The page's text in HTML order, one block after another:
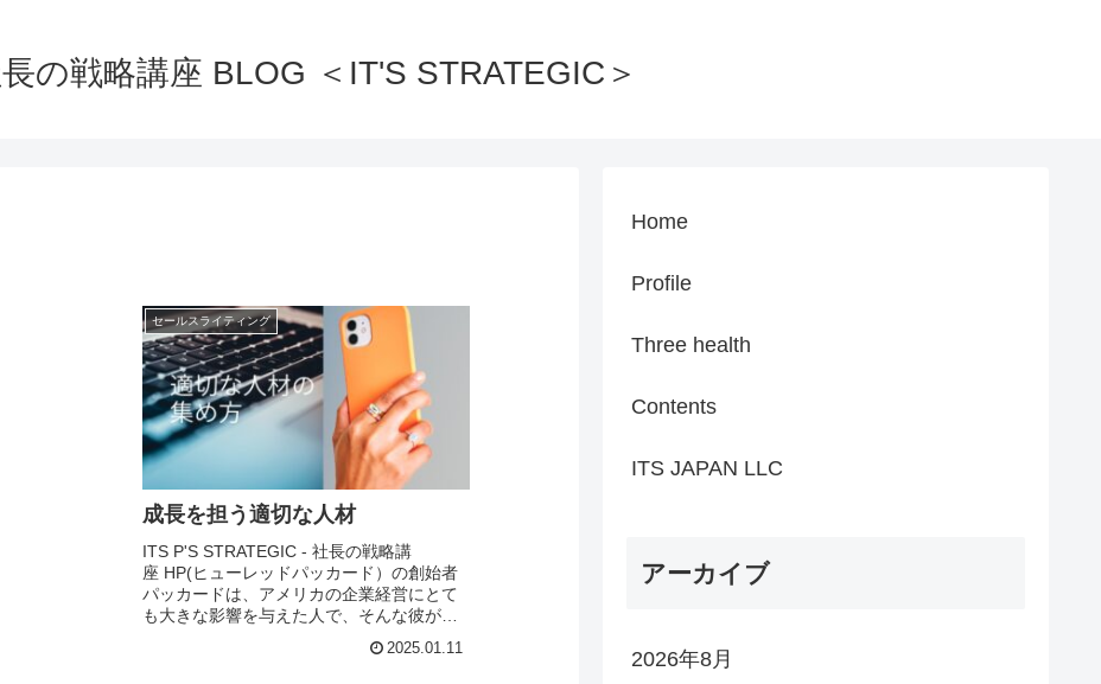
の戦略講座 BLOG ＜IT'S STRATEGIC＞
セールスライティング
成長を担う適切な人材
ITS P'S STRATEGIC - 社長の戦略講
座 HP(ヒューレッドパッカード）の創始者
パッカードは、アメリカの企業経営にとて
も大きな影響を与えた人で、そんな彼が企
「パッカードの法則」と言うそうで...2025.01.11
Home
Profile
Three health
Contents
ITS JAPAN LLC
アーカイブ
2026年8月